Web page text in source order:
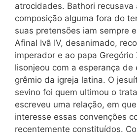
atrocidades. Bathori recusava
composição alguma fora do
suas pretensões iam sempre
Afinal Ivã IV, desanimado,
imperador e ao papa Gregório
lisonjeou com a esperança de
grêmio da igreja latina. O
sevino foi quem ultimou o
escreveu uma relação, em
interesse essas convenções
recentemente constituídos.